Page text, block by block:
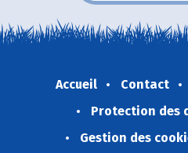
Accueil Contact
Protection des
Gestion des